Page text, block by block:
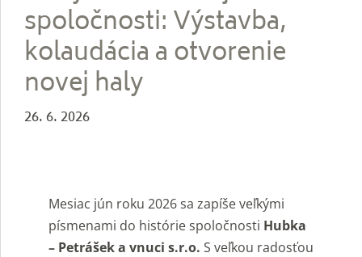
spoločnosti: Výstavba,
kolaudácia a otvorenie
novej haly
26. 6. 2026
Mesiac jún roku 2026 sa zapíše veľkými
písmenami do histórie spoločnosti Hubka
– Petrášek a vnuci s.r.o. S veľkou radosťou